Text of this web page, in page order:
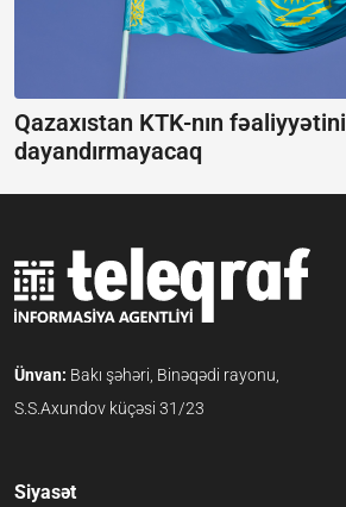
Qazaxıstan KTK-nın fəaliyyətini
dayandırmayacaq
Ünvan: Bakı şəhəri, Binəqədi rayonu,
S.S.Axundov küçəsi 31/23
Siyasət